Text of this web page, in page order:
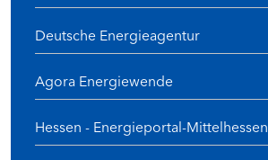
Deutsche Energieagentur
Agora Energiewende
Hessen - Energieportal-Mittelhessen